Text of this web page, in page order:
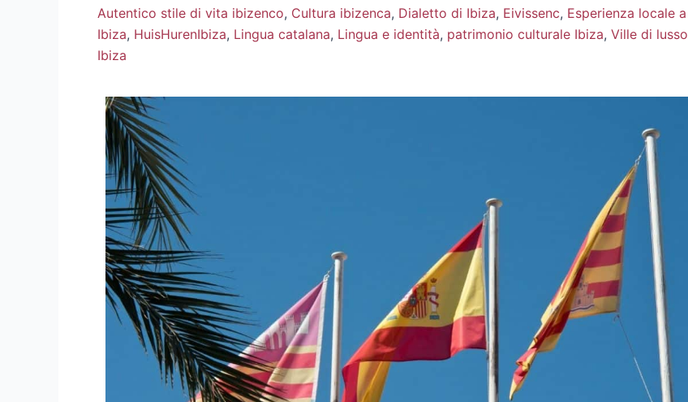
Autentico stile di vita ibizenco, Cultura ibizenca, Dialetto di Ibiza, Eivissenc, Esperienza locale a
Ibiza, HuisHurenIbiza, Lingua catalana, Lingua e identità, patrimonio culturale Ibiza, Ville di lusso
Ibiza